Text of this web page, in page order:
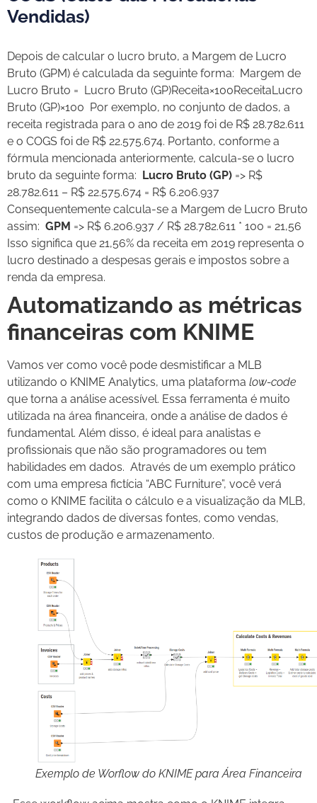
Vendidas)
Depois de calcular o lucro bruto, a Margem de Lucro
Bruto (GPM) é calculada da seguinte forma: Margem de
Lucro Bruto = Lucro Bruto (GP)Receita×100ReceitaLucro
Bruto (GP)×100 Por exemplo, no conjunto de dados, a
receita registrada para o ano de 2019 foi de R$ 28.782.611
e o COGS foi de R$ 22.575.674. Portanto, conforme a
fórmula mencionada anteriormente, calcula-se o lucro
bruto da seguinte forma:
Lucro Bruto (GP) => R$
28.782.611 – R$ 22.575.674 = R$ 6.206.937
Consequentemente calcula-se a Margem de Lucro Bruto
assim: GPM => R$ 6.206.937 / R$ 28.782.611 * 100 = 21,56
Isso significa que 21,56% da receita em 2019 representa o
lucro destinado a despesas gerais e impostos sobre a
renda da empresa.
Automatizando as métricas
financeiras com KNIME
Vamos ver como você pode desmistificar a MLB
utilizando o KNIME Analytics, uma plataforma low-code
que torna a análise acessível. Essa ferramenta é muito
utilizada na área financeira, onde a análise de dados é
fundamental. Além disso, é ideal para analistas e
profissionais que não são programadores ou tem
habilidades em dados. Através de um exemplo prático
com uma empresa fictícia “ABC Furniture”, você verá
como o KNIME facilita o cálculo e a visualização da MLB,
integrando dados de diversas fontes, como vendas,
custos de produção e armazenamento.
Exemplo de Worflow do KNIME para Área Financeira